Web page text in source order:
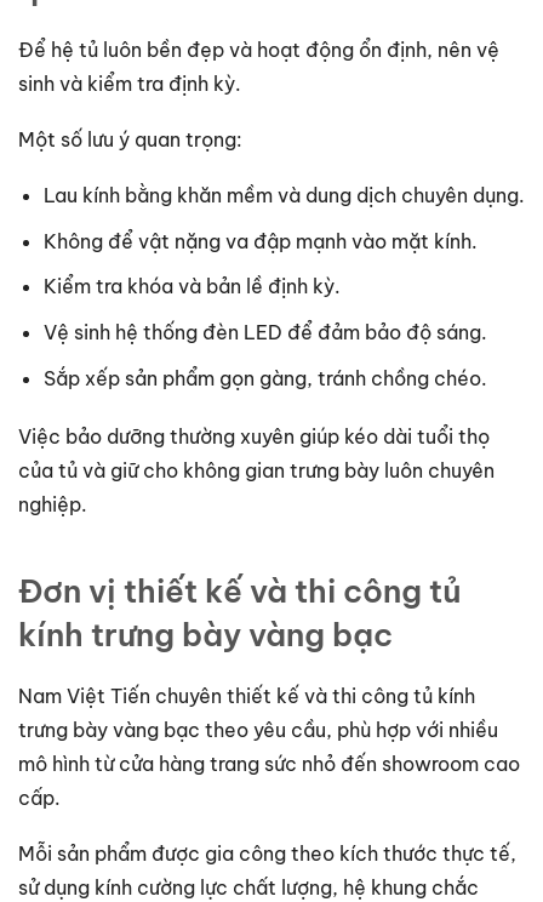
Để hệ tủ luôn bền đẹp và hoạt động ổn định, nên vệ
sinh và kiểm tra định kỳ.
Một số lưu ý quan trọng:
Lau kính bằng khăn mềm và dung dịch chuyên dụng.
Không để vật nặng va đập mạnh vào mặt kính.
Kiểm tra khóa và bản lề định kỳ.
Vệ sinh hệ thống đèn LED để đảm bảo độ sáng.
Sắp xếp sản phẩm gọn gàng, tránh chồng chéo.
Việc bảo dưỡng thường xuyên giúp kéo dài tuổi thọ
của tủ và giữ cho không gian trưng bày luôn chuyên
nghiệp.
Đơn vị thiết kế và thi công tủ
kính trưng bày vàng bạc
Nam Việt Tiến chuyên thiết kế và thi công tủ kính
trưng bày vàng bạc theo yêu cầu, phù hợp với nhiều
mô hình từ cửa hàng trang sức nhỏ đến showroom cao
cấp.
Mỗi sản phẩm được gia công theo kích thước thực tế,
sử dụng kính cường lực chất lượng, hệ khung chắc